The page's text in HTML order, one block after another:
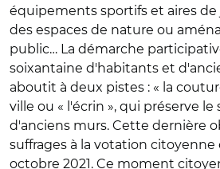
équipements sportifs et aires de
des espaces de nature ou
public… La démarche
soixantaine d'habitants et
aboutit à deux pistes : « la
ville ou « l'écrin », qui préserve le
d'anciens murs. Cette dernière
suffrages à la votation citoyenne
octobre 2021. Ce moment